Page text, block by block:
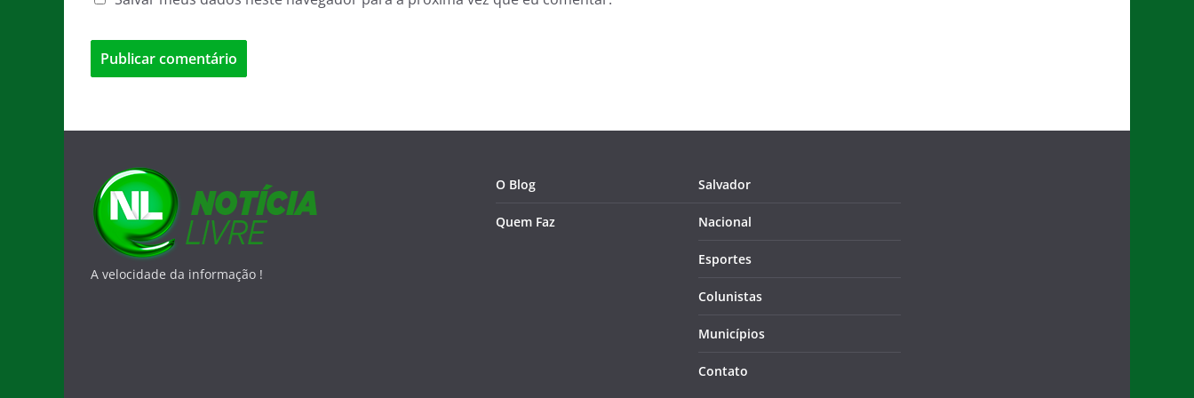
A velocidade da informação !
O Blog
Quem Faz
Salvador
Nacional
Esportes
Colunistas
Municípios
Contato